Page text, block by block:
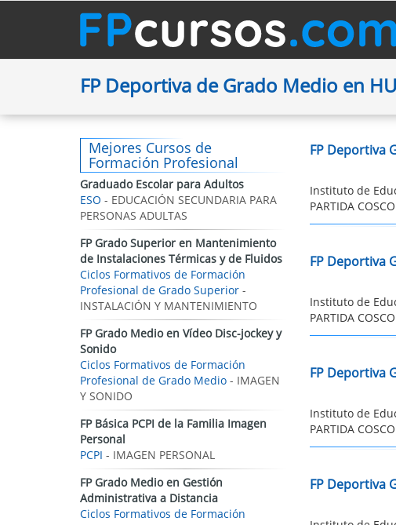
FP Deportiva de Grado Medio en
FP Deportiva
Instituto de
PARTIDA
FP Deportiva
Instituto de
PARTIDA
FP Deportiva
Instituto de
PARTIDA
FP Deportiva
Mejores Cursos de
Formación Profesional
Graduado Escolar para Adultos
ESO - EDUCACIÓN SECUNDARIA PARA
PERSONAS ADULTAS
FP Grado Superior en Mantenimiento
de Instalaciones Térmicas y de Fluidos
Ciclos Formativos de Formación
Profesional de Grado Superior -
INSTALACIÓN Y MANTENIMIENTO
FP Grado Medio en Vídeo Disc-jockey y
Sonido
Ciclos Formativos de Formación
Profesional de Grado Medio - IMAGEN
Y SONIDO
FP Básica PCPI de la Familia Imagen
Personal
PCPI - IMAGEN PERSONAL
FP Grado Medio en Gestión
Administrativa a Distancia
Ciclos Formativos de Formación